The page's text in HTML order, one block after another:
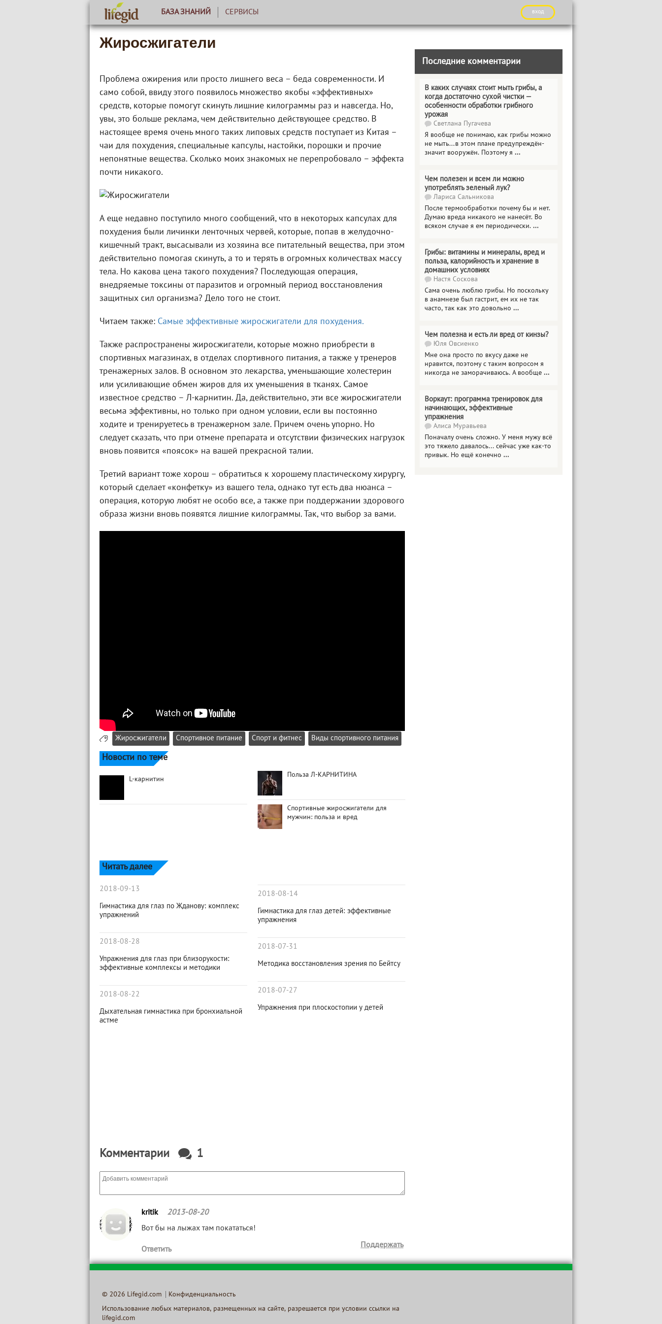
БАЗА ЗНАНИЙ СЕРВИСЫ вход
Жиросжигатели
Проблема ожирения или просто лишнего веса – беда современности. И
само собой, ввиду этого появилось множество якобы «эффективных»
средств, которые помогут скинуть лишние килограммы раз и навсегда. Но,
увы, это больше реклама, чем действительно действующее средство. В
настоящее время очень много таких липовых средств поступает из Китая –
чаи для похудения, специальные капсулы, настойки, порошки и прочие
непонятные вещества. Сколько моих знакомых не перепробовало – эффекта
почти никакого.
А еще недавно поступило много сообщений, что в некоторых капсулах для
похудения были личинки ленточных червей, которые, попав в желудочно-
кишечный тракт, высасывали из хозяина все питательный вещества, при этом
действительно помогая скинуть, а то и терять в огромных количествах массу
тела. Но какова цена такого похудения? Последующая операция,
внедряемые токсины от паразитов и огромный период восстановления
защитных сил организма? Дело того не стоит.
Читаем также: Самые эффективные жиросжигатели для похудения.
Также распространены жиросжигатели, которые можно приобрести в
спортивных магазинах, в отделах спортивного питания, а также у тренеров
тренажерных залов. В основном это лекарства, уменьшающие холестерин
или усиливающие обмен жиров для их уменьшения в тканях. Самое
известное средство – Л-карнитин. Да, действительно, эти все жиросжигатели
весьма эффективны, но только при одном условии, если вы постоянно
ходите и тренируетесь в тренажерном зале. Причем очень упорно. Но
следует сказать, что при отмене препарата и отсутствии физических нагрузок
вновь появится «поясок» на вашей прекрасной талии.
Третий вариант тоже хорош – обратиться к хорошему пластическому хирургу,
который сделает «конфетку» из вашего тела, однако тут есть два нюанса –
операция, которую любят не особо все, а также при поддержании здорового
образа жизни вновь появятся лишние килограммы. Так, что выбор за вами.
Жиросжигатели Спортивное питание Спорт и фитнес Виды спортивного питания
Новости по теме
L-карнитин
Польза Л-КАРНИТИНА
Спортивные жиросжигатели для
мужчин: польза и вред
Читать далее
2018-09-13
Гимнастика для глаз по Жданову: комплекс
упражнений
2018-08-28
Упражнения для глаз при близорукости:
эффективные комплексы и методики
2018-08-22
Дыхательная гимнастика при бронхиальной
астме
2018-08-14
Гимнастика для глаз детей: эффективные
упражнения
2018-07-31
Методика восстановления зрения по Бейтсу
2018-07-27
Упражнения при плоскостопии у детей
Комментарии 1
kritik 2013-08-20
Вот бы на лыжах там покататься!
Ответить
Поддержать
Последние комментарии
В каких случаях стоит мыть грибы, а
когда достаточно сухой чистки —
особенности обработки грибного
урожая
Светлана Пугачева
Я вообще не понимаю, как грибы можно
не мыть...в этом плане предупреждён-
значит вооружён. Поэтому я ...
Чем полезен и всем ли можно
употреблять зеленый лук?
Лариса Сальникова
После термообработки почему бы и нет.
Думаю вреда никакого не нанесёт. Во
всяком случае я ем периодически. ...
Грибы: витамины и минералы, вред и
польза, калорийность и хранение в
домашних условиях
Настя Соскова
Сама очень люблю грибы. Но поскольку
в анамнезе был гастрит, ем их не так
часто, так как это довольно ...
Чем полезна и есть ли вред от кинзы?
Юля Овсиенко
Мне она просто по вкусу даже не
нравится, поэтому с таким вопросом я
никогда не заморачиваюсь. А вообще ...
Воркаут: программа тренировок для
начинающих, эффективные
упражнения
Алиса Муравьева
Поначалу очень сложно. У меня мужу всё
это тяжело давалось... сейчас уже как-то
привык. Но ещё конечно ...
© 2026 Lifegid.com Конфиденциальность
Использование любых материалов, размещенных на сайте, разрешается при условии ссылки на
lifegid.com